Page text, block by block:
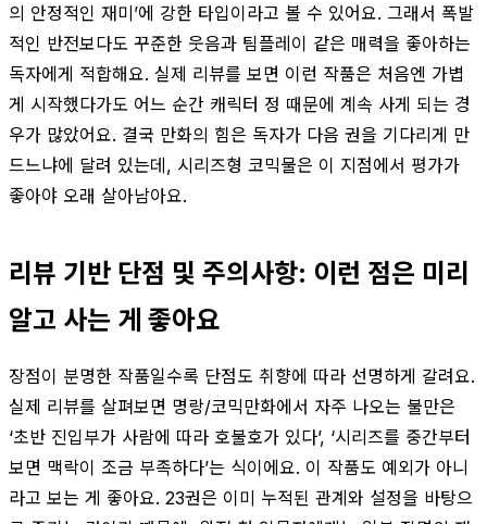
의 안정적인 재미’에 강한 타입이라고 볼 수 있어요. 그래서 폭발
적인 반전보다도 꾸준한 웃음과 팀플레이 같은 매력을 좋아하는
독자에게 적합해요. 실제 리뷰를 보면 이런 작품은 처음엔 가볍
게 시작했다가도 어느 순간 캐릭터 정 때문에 계속 사게 되는 경
우가 많았어요. 결국 만화의 힘은 독자가 다음 권을 기다리게 만
드느냐에 달려 있는데, 시리즈형 코믹물은 이 지점에서 평가가
좋아야 오래 살아남아요.
리뷰 기반 단점 및 주의사항: 이런 점은 미리
알고 사는 게 좋아요
장점이 분명한 작품일수록 단점도 취향에 따라 선명하게 갈려요.
실제 리뷰를 살펴보면 명랑/코믹만화에서 자주 나오는 불만은
‘초반 진입부가 사람에 따라 호불호가 있다’, ‘시리즈를 중간부터
보면 맥락이 조금 부족하다’는 식이에요. 이 작품도 예외가 아니
라고 보는 게 좋아요. 23권은 이미 누적된 관계와 설정을 바탕으